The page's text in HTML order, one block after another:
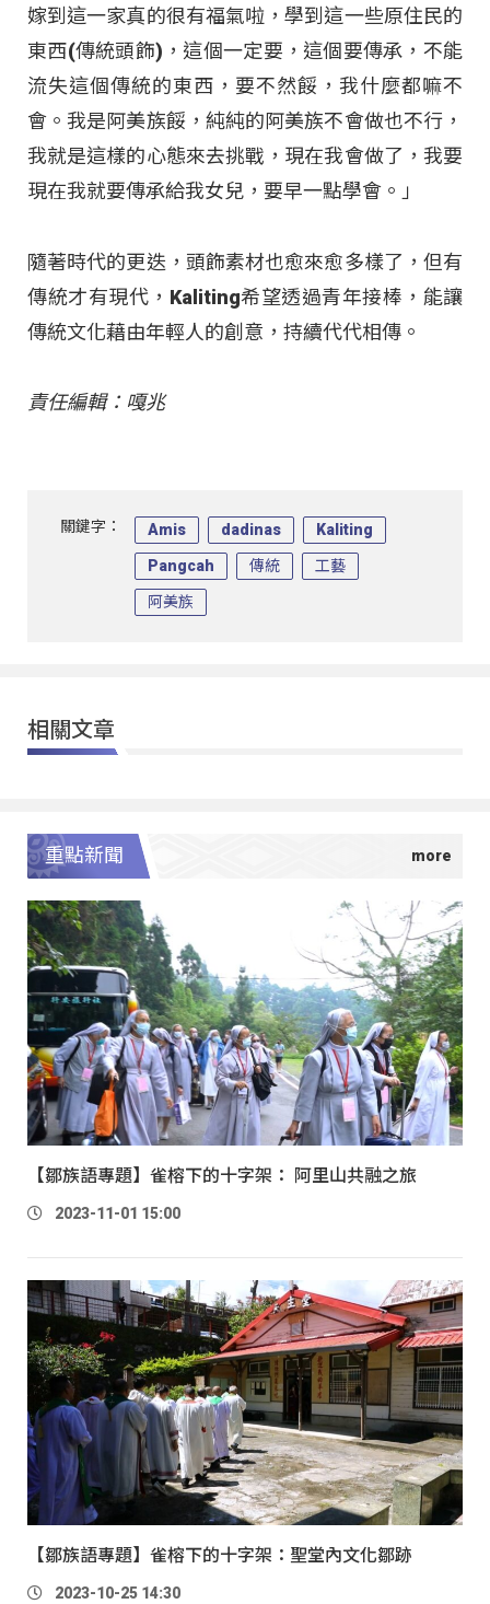
嫁到這一家真的很有福氣啦，學到這一些原住民的
東西(傳統頭飾)，這個一定要，這個要傳承，不能
流失這個傳統的東西，要不然餒，我什麼都嘛不
會。我是阿美族餒，純純的阿美族不會做也不行，
我就是這樣的心態來去挑戰，現在我會做了，我要
現在我就要傳承給我女兒，要早一點學會。」
隨著時代的更迭，頭飾素材也愈來愈多樣了，但有
傳統才有現代，Kaliting希望透過青年接棒，能讓
傳統文化藉由年輕人的創意，持續代代相傳。
責任編輯：嘎兆
關鍵字： Amis dadinas Kaliting
Pangcah 傳統 工藝
阿美族
相關文章
重點新聞
【鄒族語專題】雀榕下的十字架： 阿里山共融之旅
2023-11-01 15:00
【鄒族語專題】雀榕下的十字架：聖堂內文化鄒跡
2023-10-25 14:30